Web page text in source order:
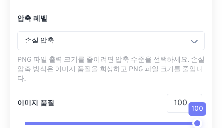
압축 레벨
손실 압축
PNG 파일 출력 크기를 줄이려면 압축 수준을 선택하세요. 손실
압축 방식은 이미지 품질을 희생하고 PNG 파일 크기를 줄입니
다.
이미지 품질
100